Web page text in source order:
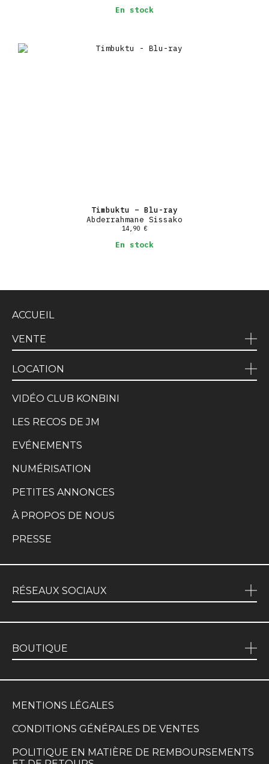
En stock
Timbuktu – Blu-ray
Abderrahmane Sissako
14,90 €
En stock
ACCUEIL
VENTE
LOCATION
VIDÉO CLUB KONBINI
LES RECOS DE JM
EVÉNEMENTS
NUMÉRISATION
PETITES ANNONCES
À PROPOS DE NOUS
PRESSE
RÉSEAUX SOCIAUX
BOUTIQUE
MENTIONS LÉGALES
CONDITIONS GÉNÉRALES DE VENTES
POLITIQUE EN MATIÈRE DE REMBOURSEMENTS